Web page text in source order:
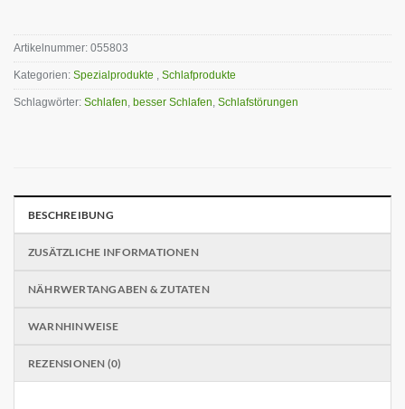
Artikelnummer: 055803
Kategorien: Spezialprodukte , Schlafprodukte
Schlagwörter: Schlafen, besser Schlafen, Schlafstörungen
BESCHREIBUNG
ZUSÄTZLICHE INFORMATIONEN
NÄHRWERTANGABEN & ZUTATEN
WARNHINWEISE
REZENSIONEN (0)